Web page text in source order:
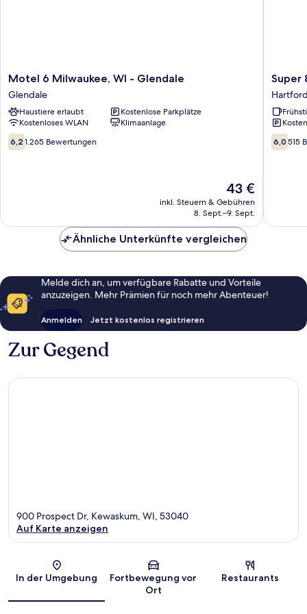
Motel
6
Milwaukee,
WI
-
Glendale
Glendale
Motel 6 Milwaukee, WI - Glendale
Glendale
Haustiere erlaubt
Kostenlose Parkplätze
Kostenloses WLAN
Klimaanlage
6.2
von
6,2 1.265 Bewertungen
Der
Preis
beträgt
43 €
inkl. Steuern & Gebühren
8. Sept.–9. Sept.
Super
8
by
Hartford
WI
Hartford
Super
6.0
von
6,0 515
Ähnliche Unterkünfte vergleichen
Melde dich an, um verfügbare Rabatte und Vorteile
anzuzeigen. Mehr Prämien für noch mehr Abenteuer!
Anmelden Jetzt kostenlos registrieren
Zur Gegend
Karte
900 Prospect Dr, Kewaskum, WI, 53040
Auf Karte anzeigen
In der Umgebung
Fortbewegung vor
Ort
Restaurants